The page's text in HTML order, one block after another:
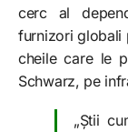
cerc al
furnizori globali
cheile care le
Schwarz, pe
„Știi